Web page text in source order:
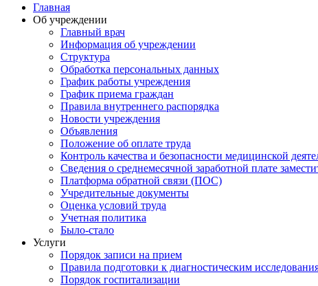
Главная
Об учреждении
Главный врач
Информация об учреждении
Структура
Обработка персональных данных
График работы учреждения
График приема граждан
Правила внутреннего распорядка
Новости учреждения
Объявления
Положение об оплате труда
Контроль качества и безопасности медицинской
Сведения о среднемесячной заработной плате
Платформа обратной связи (ПОС)
Учредительные документы
Оценка условий труда
Учетная политика
Было-стало
Услуги
Порядок записи на прием
Правила подготовки к диагностическим
Порядок госпитализации